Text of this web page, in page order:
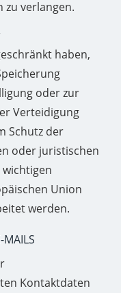
zu verlangen.
haben,
oder zur
Verteidigung
Schutz der
oder juristischen
Union
werden.
MAILS
Kontaktdaten